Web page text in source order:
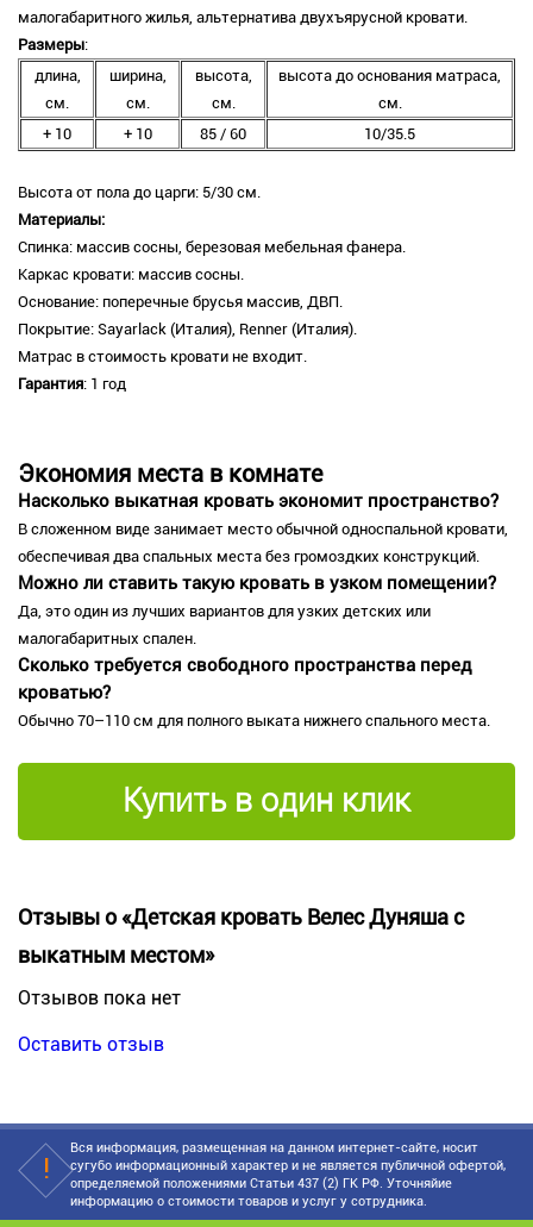
малогабаритного жилья, альтернатива двухъярусной кровати.
Размеры:
длина,
см.
ширина,
см.
высота,
см.
высота до основания матраса,
см.
+ 10
+ 10 85 / 60 10/35.5
Высота от пола до царги: 5/30 см.
Материалы:
Спинка: массив сосны, березовая мебельная фанера.
Каркас кровати: массив сосны.
Основание: поперечные брусья массив, ДВП.
Покрытие: Sayarlack (Италия), Renner (Италия).
Матрас в стоимость кровати не входит.
Гарантия: 1 год
Экономия места в комнате
Насколько выкатная кровать экономит пространство?
В сложенном виде занимает место обычной односпальной кровати,
обеспечивая два спальных места без громоздких конструкций.
Можно ли ставить такую кровать в узком помещении?
Да, это один из лучших вариантов для узких детских или
малогабаритных спален.
Сколько требуется свободного пространства перед
кроватью?
Обычно 70–110 см для полного выката нижнего спального места.
Купить в один клик
Отзывы о «Детская кровать Велес Дуняша с
выкатным местом»
Отзывов пока нет
Оставить отзыв
Вся информация, размещенная на данном интернет-сайте, носит
сугубо информационный характер и не является публичной офертой,
определяемой положениями Статьи 437 (2) ГК РФ. Уточняйие
информацию о стоимости товаров и услуг у сотрудника.